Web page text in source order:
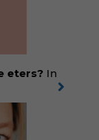
heeft
begrip
gratis
eters? In
Met